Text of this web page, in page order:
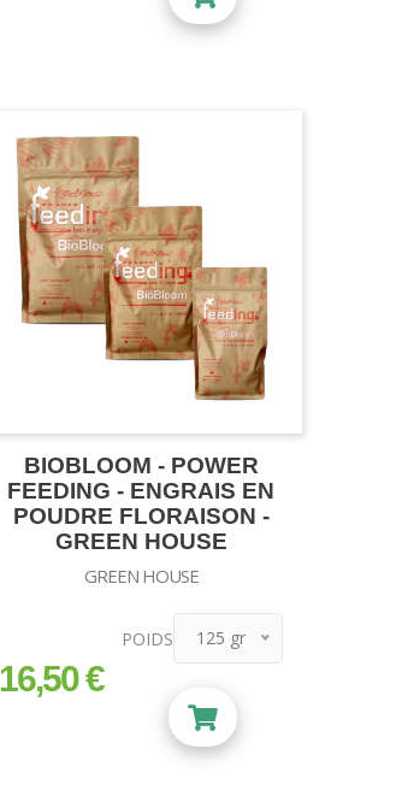
1 kg
BIOBLOOM - POWER
FEEDING - ENGRAIS EN
POUDRE FLORAISON -
GREEN HOUSE
GREEN HOUSE
prix
16,50 €
POIDS 125 gr
125 gr
1 kg